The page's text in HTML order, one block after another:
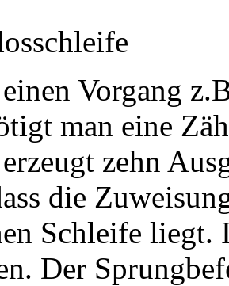
Vorgang
man eine
zehn
die
Schleife
Der